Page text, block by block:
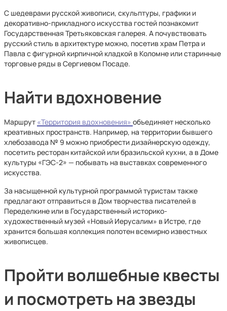
С шедеврами русской живописи, скульптуры, графики и
декоративно-прикладного искусства гостей познакомит
Государственная Третьяковская галерея. А почувствовать
русский стиль в архитектуре можно, посетив храм Петра и
Павла с фигурной кирпичной кладкой в Коломне или старинные
торговые ряды в Сергиевом Посаде.
Найти вдохновение
Маршрут «Территория вдохновения» объединяет несколько
креативных пространств. Например, на территории бывшего
хлебозавода № 9 можно приобрести дизайнерскую одежду,
посетить ресторан китайской или бразильской кухни, а в Доме
культуры «ГЭС-2» — побывать на выставках современного
искусства.
За насыщенной культурной программой туристам также
предлагают отправиться в Дом творчества писателей в
Переделкине или в Государственный историко-
художественный музей «Новый Иерусалим» в Истре, где
хранится большая коллекция полотен всемирно известных
живописцев.
Пройти волшебные квесты
и посмотреть на звезды